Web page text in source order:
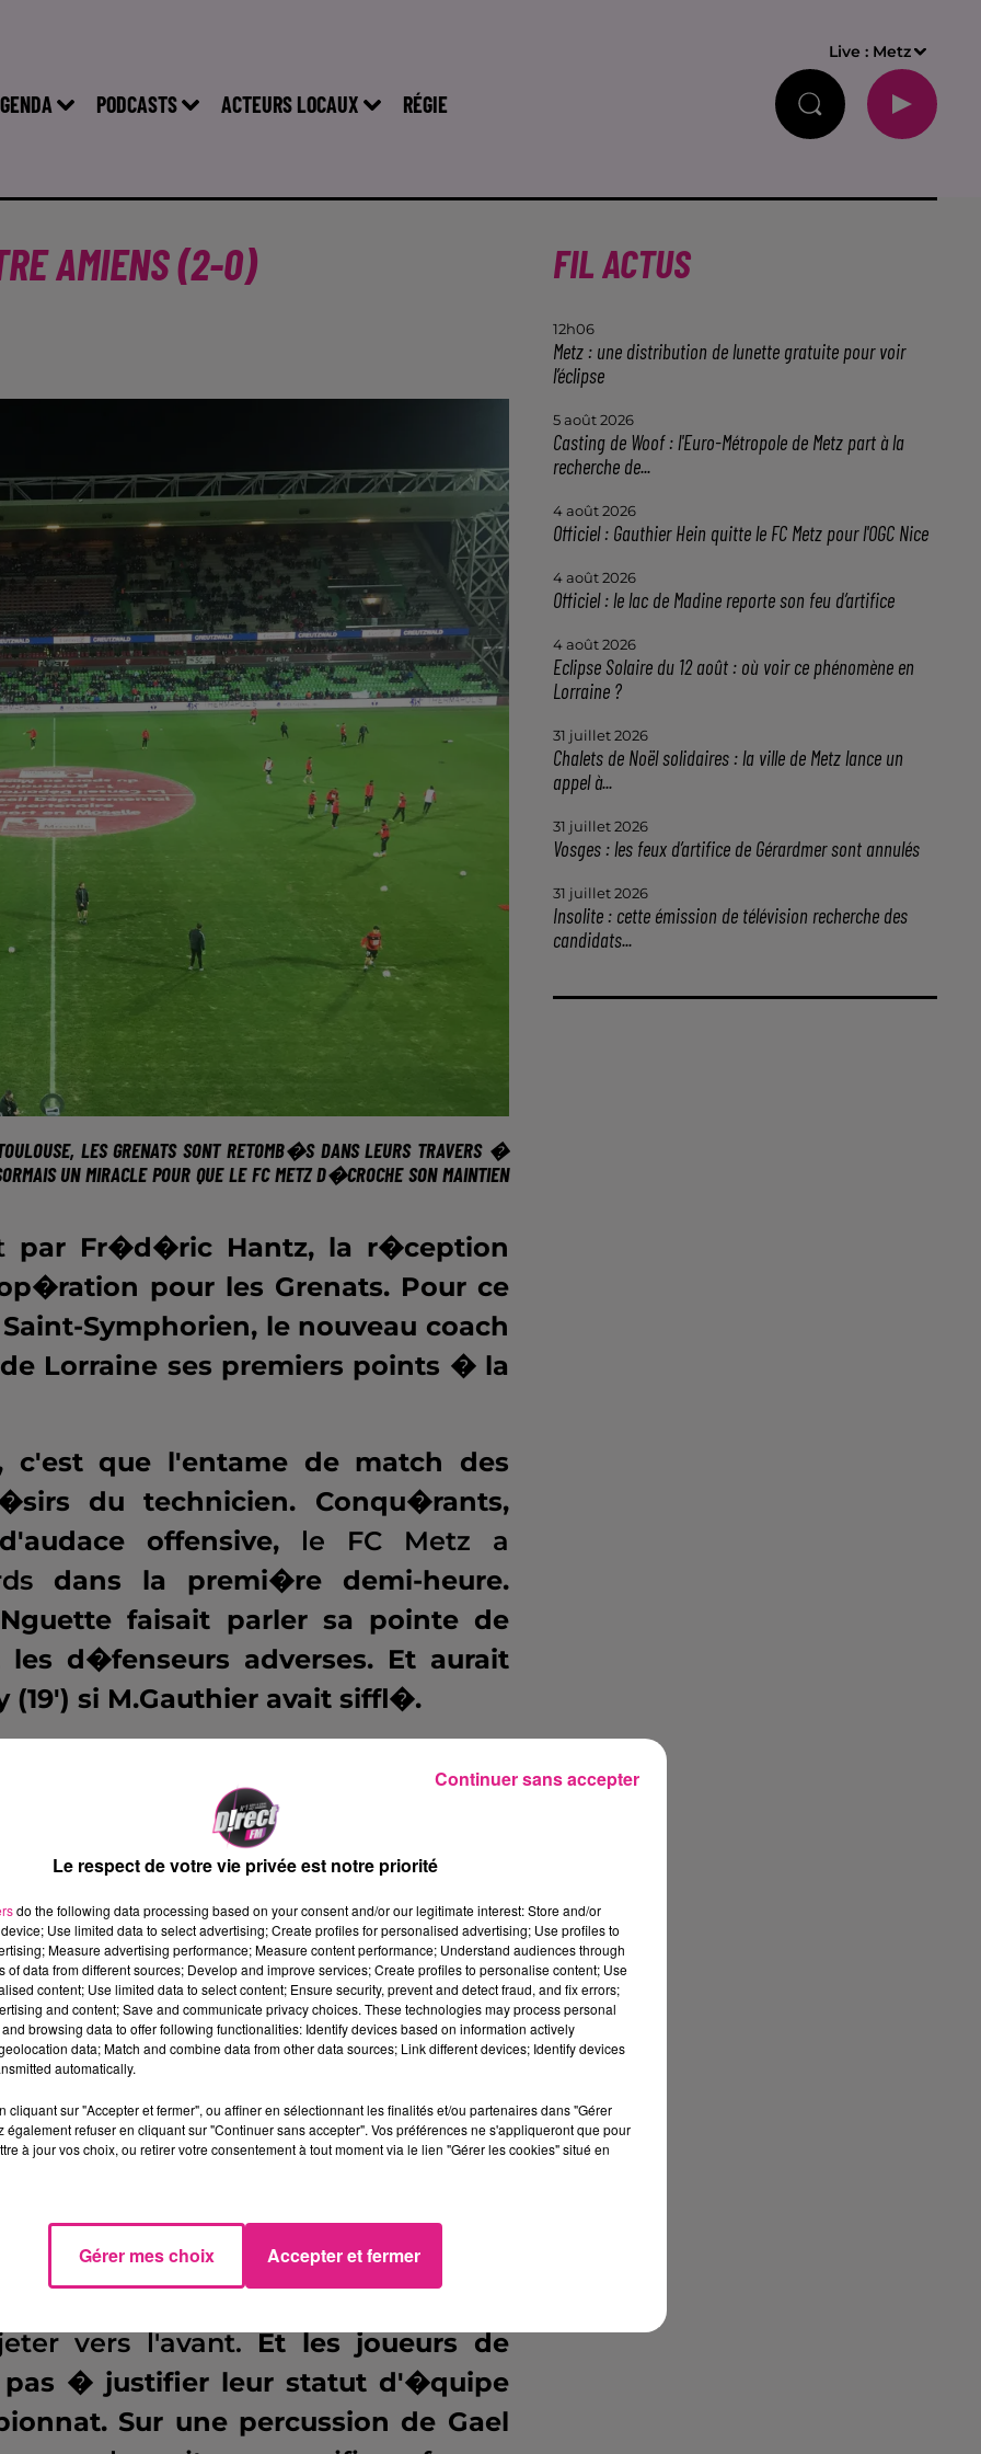
PODCASTS ACTEURS LOCAUX RÉGIE
Live : Metz
AMIENS (2-0)
LES GRENATS SONT RETOMB�S DANS LEURS TRAVERS �
UN MIRACLE POUR QUE LE FC METZ D�CROCHE SON MAINTIEN
par Fr�d�ric Hantz, la r�ception
pour les Grenats. Pour ce
Symphorien, le nouveau coach
Lorraine ses premiers points � la
c'est que l'entame de match des
du technicien. Conqu�rants,
offensive, le FC Metz a
dans la premi�re demi-heure.
faisait parler sa pointe de
d�fenseurs adverses. Et aurait
si M.Gauthier avait siffl�.
dans ses travers. Sur sa seule
p�riode,le promu ami�nois
de cath�drale. Oubli� au second
gauche, Konat� voyait son ballon
(0-1, 29').
avait cadr� sa reprise(38'), le club
l'action qui suivit. Monconduit
but de la soir�e au milieu d'une
l'attaquant ouvrait l�g�rement
aux visiteurs de mener
ne se sentait pas trop affect� par
vestiaires, la frappe limpide de
Gurtner � la parade (46'),
vers l'avant.Et les joueurs de
� justifier leur statut d'�quipe
Sur une percussion de Gael
FIL ACTUS
12h06
Metz : une distribution de lunette gratuite pour voir
l’éclipse
5 août 2026
Casting de Woof : l'Euro-Métropole de Metz part à la
recherche de...
4 août 2026
Officiel : Gauthier Hein quitte le FC Metz pour l'OGC Nice
4 août 2026
Officiel : le lac de Madine reporte son feu d’artifice
4 août 2026
Eclipse Solaire du 12 août : où voir ce phénomène en
Lorraine ?
31 juillet 2026
Chalets de Noël solidaires : la ville de Metz lance un
appel à...
31 juillet 2026
Vosges : les feux d’artifice de Gérardmer sont annulés
31 juillet 2026
Insolite : cette émission de télévision recherche des
candidats...
Le respect de votre vie privée est notre priorité
do the following data processing based on your consent and/or our legitimate interest: Store and/or
Use limited data to select advertising; Create profiles for personalised advertising; Use profiles to
Measure advertising performance; Measure content performance; Understand audiences through
of data from different sources; Develop and improve services; Create profiles to personalise content; Use
content; Use limited data to select content; Ensure security, prevent and detect fraud, and fix errors;
and content; Save and communicate privacy choices. These technologies may process personal
browsing data to offer following functionalities: Identify devices based on information actively
data; Match and combine data from other data sources; Link different devices; Identify devices
automatically.
cliquant sur "Accepter et fermer", ou affiner en sélectionnant les finalités et/ou partenaires dans "Gérer
également refuser en cliquant sur "Continuer sans accepter". Vos préférences ne s'appliqueront que pour
à jour vos choix, ou retirer votre consentement à tout moment via le lien "Gérer les cookies" situé en
Gérer mes choix Accepter et fermer
Continuer sans accepter